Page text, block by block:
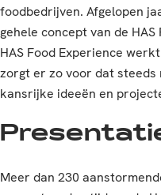
foodbedrijven. Afgelopen
gehele concept van de
HAS Food Experience
zorgt er zo voor dat
kansrijke ideeën en
Meer dan 230